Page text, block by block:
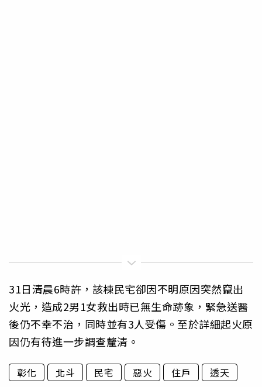
31日清晨6時許，該棟民宅卻因不明原因突然竄出
火光，造成2男1女救出時已無生命跡象，緊急送醫
後仍不幸不治，同時並有3人受傷。至於詳細起火原
因仍有待進一步調查釐清。
彰化 北斗 民宅 惡火 住戶 透天